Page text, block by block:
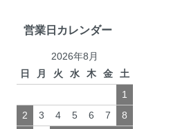
営業日カレンダー
2026年8月
日
月 火 水 木 金
土
1
2
3 4 5 6 7
8